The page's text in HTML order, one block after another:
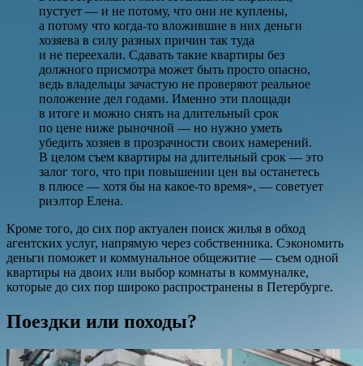
пустует — и не потому, что они не куплены,
а потому что когда-то вложившие в них деньги
хозяева в силу разных причин так туда
и не переехали. Сдавать такие квартиры без
должного присмотра может быть просто опасно,
ведь владельцы зачастую не проверяют реальное
положение дел годами. Именно эти площади
в итоге и можно снять на длительный срок
по цене ниже рыночной — но нужно уметь
убедить хозяев в прозрачности своих намерений.
В целом съем квартиры на длительный срок — это
залог того, что при повышении цен вы останетесь
в плюсе — хотя бы на какое-то время», — советует
риэлтор Елена.
Кроме того, до сих пор актуален поиск жилья в обход
агентских услуг, напрямую через собственника. Сэкономить
деньги поможет и коммунальное общежитие — съем одной
квартиры на двоих или выбор комнаты в коммуналке,
которые до сих пор широко распространены в Петербурге.
Поездки или походы?